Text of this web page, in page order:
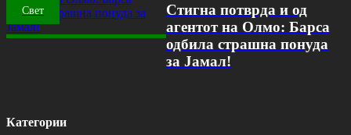
Свет
Стигна потврда и од
агентот на Олмо: Барса
одбила страшна понуда
за Јамал!
Категории